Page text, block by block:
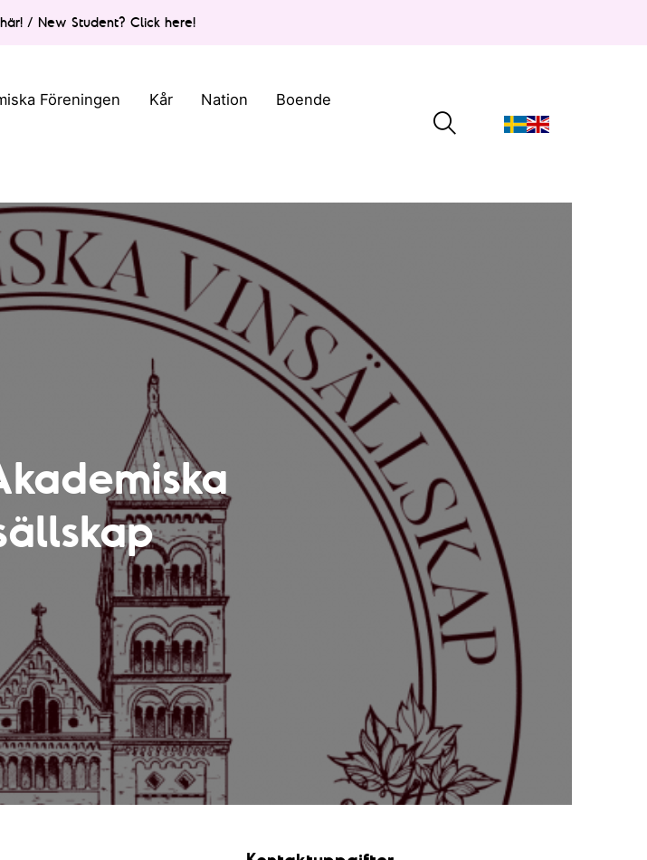
/ New Student? Click here!
Föreningen Kår Nation Boende